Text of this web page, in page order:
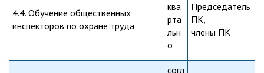
4.4. Обучение общественных
инспекторов по охране труда
ква
рта
льн
о
Председатель
ПК,
члены ПК
согл